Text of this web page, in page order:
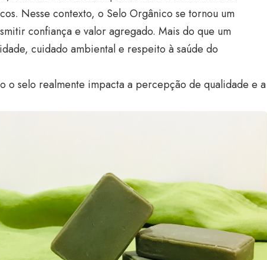
Nesse contexto, o Selo Orgânico se tornou um
confiança e valor agregado. Mais do que um
cuidado ambiental e respeito à saúde do
o selo realmente impacta a percepção de qualidade e a